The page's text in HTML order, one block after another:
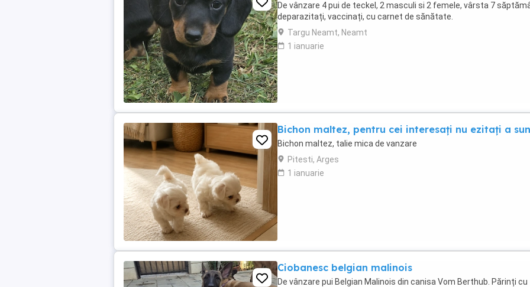
De vânzare 4 pui de teckel, 2 masculi si 2 femele, vârsta 7
deparazitați, vaccinați, cu carnet de sănătate.
Targu Neamt, Neamt
1 ianuarie
Bichon maltez, pentru cei interesați nu ezitați a
Bichon maltez, talie mica de vanzare
Pitesti, Arges
1 ianuarie
Ciobanesc belgian malinois
De vânzare pui Belgian Malinois din canisa Vom Berthub. Părinți cu